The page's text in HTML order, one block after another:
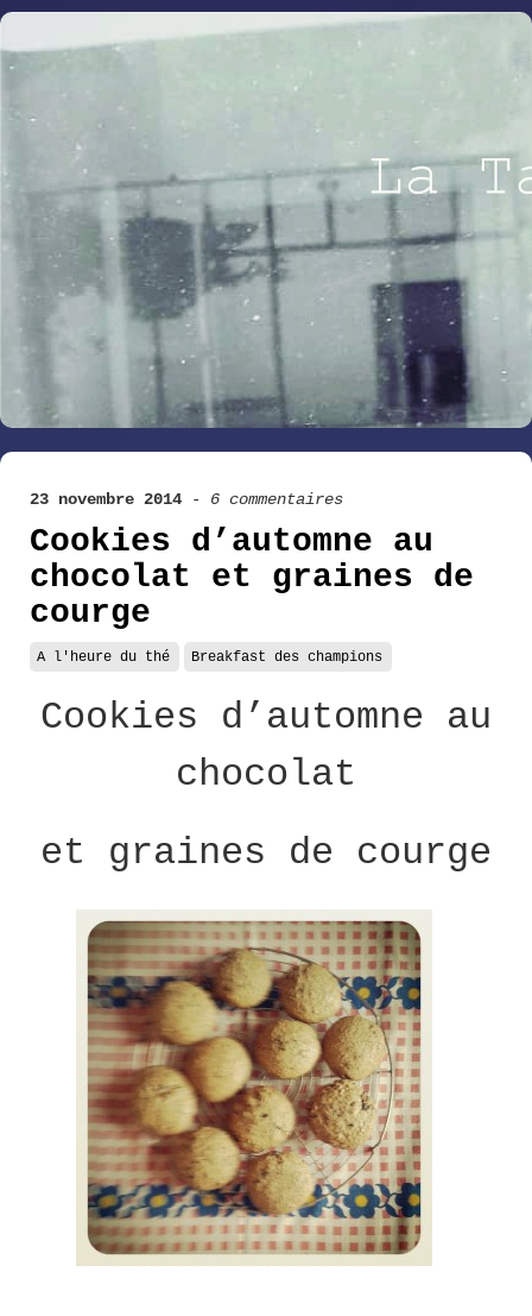
23 novembre 2014 - 6 commentaires
Cookies d’automne au
chocolat et graines de
courge
A l'heure du thé Breakfast des champions
Cookies d’automne au
chocolat
et graines de courge